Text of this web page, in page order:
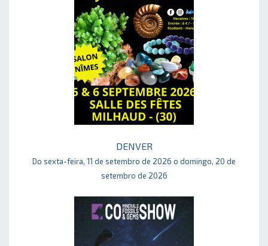
DENVER
Do sexta-feira, 11 de setembro de 2026 o domingo, 20 de
setembro de 2026